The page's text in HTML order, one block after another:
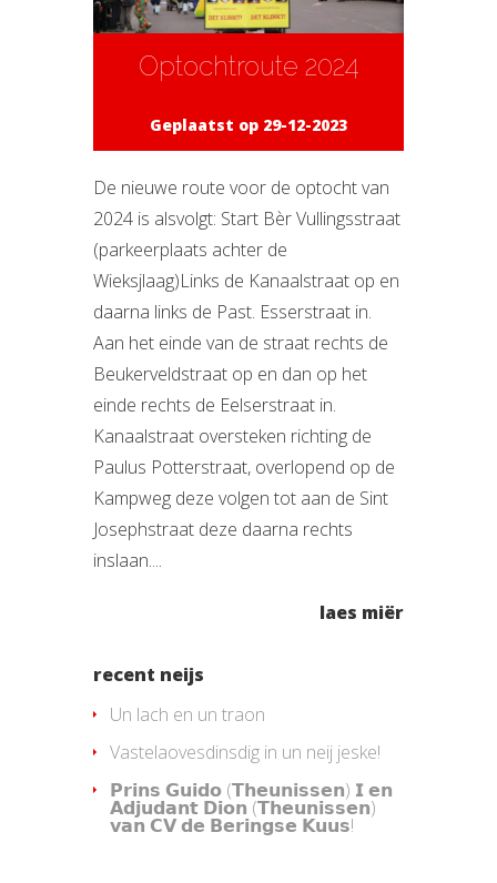
Optochtroute 2024
Geplaatst op 29-12-2023
De nieuwe route voor de optocht van
2024 is alsvolgt: Start Bèr Vullingsstraat
(parkeerplaats achter de
Wieksjlaag)Links de Kanaalstraat op en
daarna links de Past. Esserstraat in.
Aan het einde van de straat rechts de
Beukerveldstraat op en dan op het
einde rechts de Eelserstraat in.
Kanaalstraat oversteken richting de
Paulus Potterstraat, overlopend op de
Kampweg deze volgen tot aan de Sint
Josephstraat deze daarna rechts
inslaan....
laes miër
recent neijs
Un lach en un traon
Vastelaovesdinsdig in un neij jeske!
𝗣𝗿𝗶𝗻𝘀 𝗚𝘂𝗶𝗱𝗼 (𝗧𝗵𝗲𝘂𝗻𝗶𝘀𝘀𝗲𝗻) 𝗜 𝗲𝗻
𝗔𝗱𝗷𝘂𝗱𝗮𝗻𝘁 𝗗𝗶𝗼𝗻 (𝗧𝗵𝗲𝘂𝗻𝗶𝘀𝘀𝗲𝗻)
𝘃𝗮𝗻 𝗖𝗩 𝗱𝗲 𝗕𝗲𝗿𝗶𝗻𝗴𝘀𝗲 𝗞𝘂𝘂𝘀!